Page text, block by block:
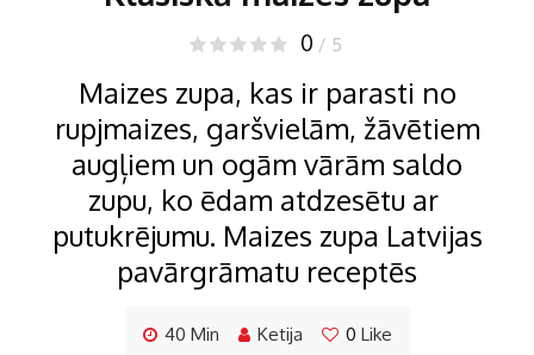
0 / 5
Maizes zupa, kas ir parasti no
rupjmaizes, garšvielām, žāvētiem
augļiem un ogām vārām saldo
zupu, ko ēdam atdzesētu ar
putukrējumu. Maizes zupa Latvijas
pavārgrāmatu receptēs
40 Min Ketija 0 Like